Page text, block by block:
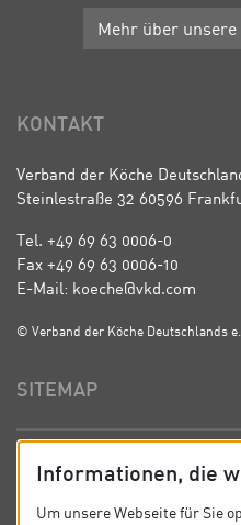
Mehr über
KONTAKT
Verband der Köche
Steinlestraße 32 60596
Tel. +49 69 63 0006-0
Fax +49 69 63 0006-10
E-Mail: koeche@vkd.com
© Verband der Köche Deutschlands
SITEMAP
Informationen, die
Um unsere Webseite für Sie